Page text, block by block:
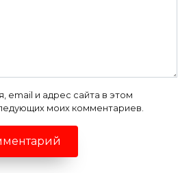
email и адрес сайта в этом
моих комментариев.